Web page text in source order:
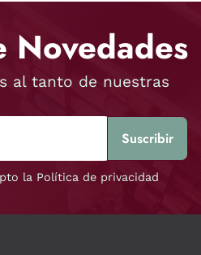
Novedades
al tanto de nuestras
la Política de privacidad